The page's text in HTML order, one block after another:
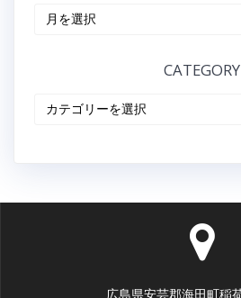
CATEGORY
広島県安芸郡海田町稲